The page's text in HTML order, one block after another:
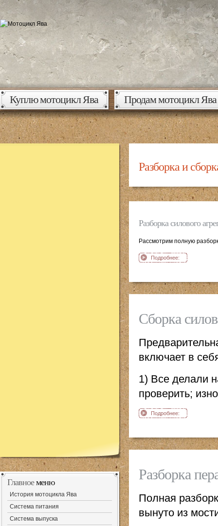
Куплю мотоцикл Ява Продам мотоцикл Ява
Главноеменю
История мотоцикла Ява
Система питания
Система выпуска
Разборка и
Разборка силового
Рассмотрим полную
Подробнее:
Ява
Сборка
включает в
1) Все делали
проверить;
Подробнее:
Ява
Разборка
Полная
вынуто из